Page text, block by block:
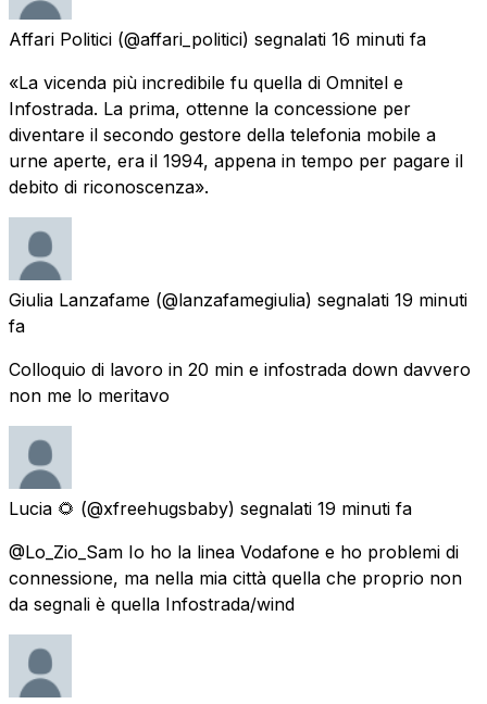
Affari Politici (@affari_politici) segnalati 16 minuti fa
«La vicenda più incredibile fu quella di Omnitel e
Infostrada. La prima, ottenne la concessione per
diventare il secondo gestore della telefonia mobile a
urne aperte, era il 1994, appena in tempo per pagare il
debito di riconoscenza».
Giulia Lanzafame (@lanzafamegiulia) segnalati 19 minuti
fa
Colloquio di lavoro in 20 min e infostrada down davvero
non me lo meritavo
Lucia 🌻 (@xfreehugsbaby) segnalati 19 minuti fa
@Lo_Zio_Sam Io ho la linea Vodafone e ho problemi di
connessione, ma nella mia città quella che proprio non
da segnali è quella Infostrada/wind